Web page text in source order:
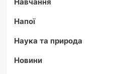
Напої
Наука та природа
Новини